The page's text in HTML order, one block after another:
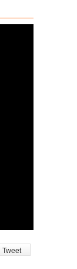
Tweet